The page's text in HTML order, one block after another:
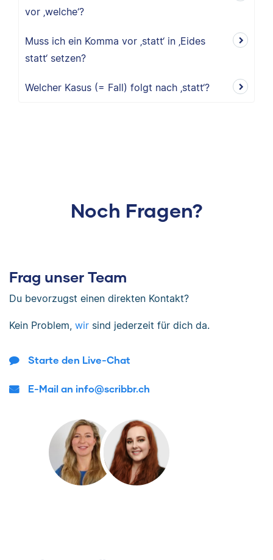
vor ‚welche‘?
Muss ich ein Komma vor ‚statt‘ in ‚Eides
statt‘ setzen?
Welcher Kasus (= Fall) folgt nach ‚statt‘?
Noch Fragen?
Frag unser Team
Du bevorzugst einen direkten Kontakt?
Kein Problem, wir sind jederzeit für dich da.
Starte den Live-Chat
E-Mail an info@scribbr.ch